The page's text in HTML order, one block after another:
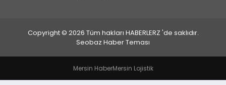
Copyright © 2026 Tüm hakları HABERLERZ 'de saklıdır.
Seobaz Haber Teması
Mersin HaberMersin Lojistik